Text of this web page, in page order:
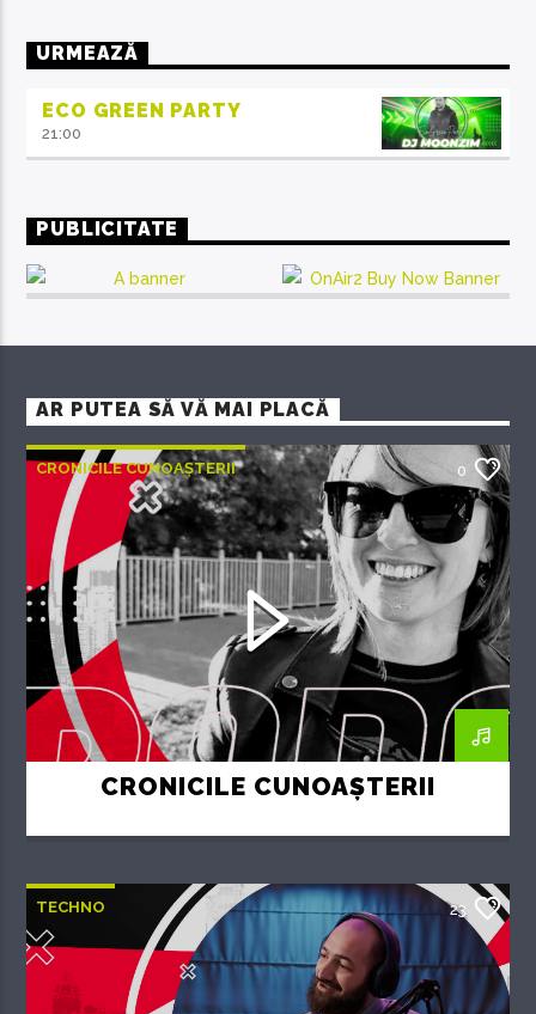
URMEAZĂ
ECO GREEN PARTY
21:00
PUBLICITATE
AR PUTEA SĂ VĂ MAI PLACĂ
CRONICILE CUNOAȘTERII 0
CRONICILE CUNOAȘTERII
TECHNO 23